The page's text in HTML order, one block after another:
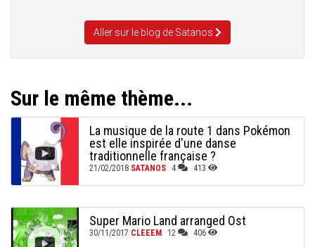
Aller sur le blog de Satanos
Sur le même thème...
La musique de la route 1 dans Pokémon
est elle inspirée d'une danse
traditionnelle française ?
21/02/2018 SATANOS 4 413
Super Mario Land arranged Ost
30/11/2017 CLEEEM 12 406